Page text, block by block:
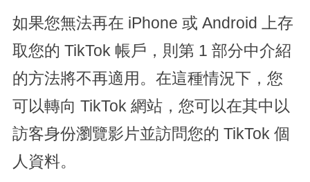
如果您無法再在 iPhone 或 Android 上存
取您的 TikTok 帳戶，則第 1 部分中介紹
的方法將不再適用。在這種情況下，您
可以轉向 TikTok 網站，您可以在其中以
訪客身份瀏覽影片並訪問您的 TikTok 個
人資料。